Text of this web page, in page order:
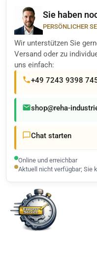
Sie haben
PERSÖNLICHER
Wir unterstützen Sie
Versand oder zu
uns einfach:
+49 7243 9398
shop@reha-
Chat starten
Online und erreichbar
Aktuell nicht verfügbar; Sie